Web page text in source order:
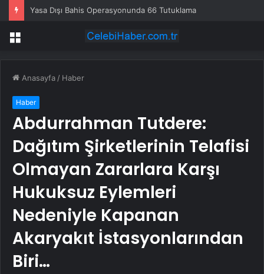
Yasa Dışı Bahis Operasyonunda 66 Tutuklama
Menü
Anasayfa / Haber
Haber
Abdurrahman Tutdere:
Dağıtım Şirketlerinin Telafisi
Olmayan Zararlara Karşı
Hukuksuz Eylemleri
Nedeniyle Kapanan
Akaryakıt İstasyonlarından
Biri…